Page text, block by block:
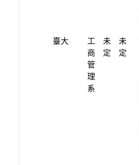
臺大
工
商
管
理
系
未
定
未
定